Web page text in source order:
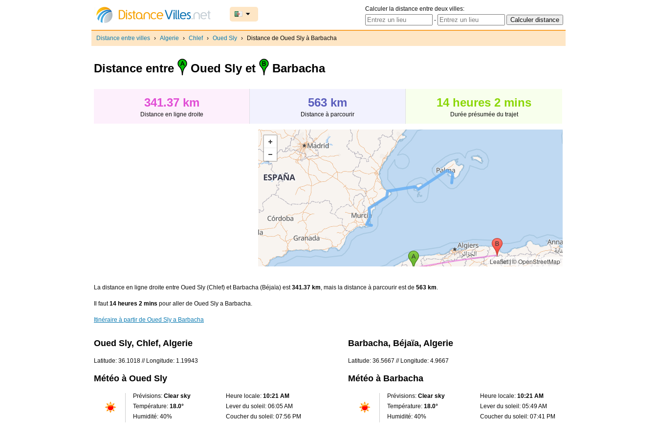
Calculer la distance entre deux villes:
-
Distance entre villes › Algerie › Chlef › Oued Sly › Distance de Oued Sly à Barbacha
Distance entre Oued Sly et Barbacha
341.37 km
Distance en ligne droite
563 km
Distance à parcourir
14 heures 2 mins
Durée présumée du trajet
Leaflet|© OpenStreetMap
La distance en ligne droite entre Oued Sly (Chlef) et Barbacha (Béjaïa) est341.37 km, mais la distance à parcourir est de 563 km.
Il faut14 heures 2 mins pour aller de Oued Sly a Barbacha.
Itinéraire à partir de Oued Sly a Barbacha
Oued Sly, Chlef, Algerie
Latitude: 36.1018 // Longitude: 1.19943
Météo à Oued Sly
Prévisions: Clear sky
Température: 18.0°
Humidité: 40%
Heure locale: 10:21 AM
Lever du soleil: 06:05 AM
Coucher du soleil: 07:56 PM
Barbacha, Béjaïa, Algerie
Latitude: 36.5667 // Longitude: 4.9667
Météo à Barbacha
Prévisions: Clear sky
Température: 18.0°
Humidité: 40%
Heure locale: 10:21 AM
Lever du soleil: 05:49 AM
Coucher du soleil: 07:41 PM